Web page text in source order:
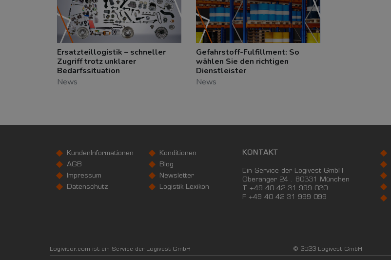
Ersatzteillogistik – schneller
Zugriff trotz unklarer
Bedarfssituation
News
Gefahrstoff-Fulfillment: So
wählen Sie den richtigen
Dienstleister
News
KundenInformationen
AGB
Impressum
Datenschutz
Konditionen
Blog
Newsletter
Logistik Lexikon
KONTAKT
Ein Service der Logivest GmbH
Oberanger 24 . 80331 München
T +49 40 42 31 999 030
F +49 40 42 31 999 099
Logivisor.com ist ein Service der Logivest GmbH © 2023 Logivest GmbH